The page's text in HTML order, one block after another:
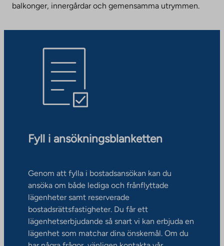
balkonger, innergårdar och gemensamma utrymmen.
Fyll i ansökningsblanketten
Genom att fylla i bostadsansökan kan du
ansöka om både lediga och frånflyttade
lägenheter samt reserverade
bostadsrättsfastigheter. Du får ett
lägenhetserbjudande så snart vi kan erbjuda en
lägenhet som matchar dina önskemål. Om du